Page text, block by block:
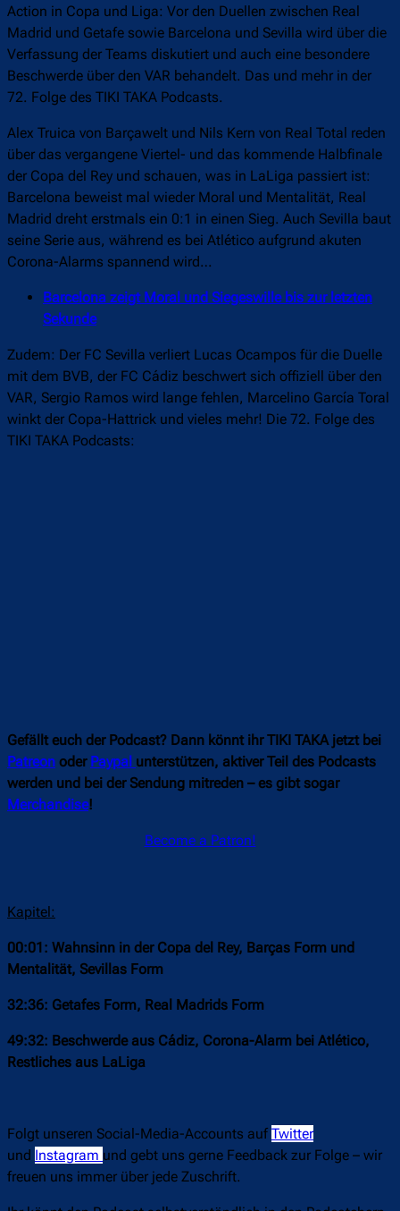
Action in Copa und Liga: Vor den Duellen zwischen Real
Madrid und Getafe sowie Barcelona und Sevilla wird über die
Verfassung der Teams diskutiert und auch eine besondere
Beschwerde über den VAR behandelt. Das und mehr in der
72. Folge des TIKI TAKA Podcasts.
Alex Truica von Barçawelt und Nils Kern von Real Total reden
über das vergangene Viertel- und das kommende Halbfinale
der Copa del Rey und schauen, was in LaLiga passiert ist:
Barcelona beweist mal wieder Moral und Mentalität, Real
Madrid dreht erstmals ein 0:1 in einen Sieg. Auch Sevilla baut
seine Serie aus, während es bei Atlético aufgrund akuten
Corona-Alarms spannend wird…
Barcelona zeigt Moral und Siegeswille bis zur letzten
Sekunde
Zudem: Der FC Sevilla verliert Lucas Ocampos für die Duelle
mit dem BVB, der FC Cádiz beschwert sich offiziell über den
VAR, Sergio Ramos wird lange fehlen, Marcelino García Toral
winkt der Copa-Hattrick und vieles mehr! Die 72. Folge des
TIKI TAKA Podcasts:
Gefällt euch der Podcast? Dann könnt ihr TIKI TAKA jetzt bei
Patreon oder Paypal unterstützen, aktiver Teil des Podcasts
werden und bei der Sendung mitreden – es gibt sogar
Merchandise!
Become a Patron!
Kapitel:
00:01: Wahnsinn in der Copa del Rey, Barças Form und
Mentalität, Sevillas Form
32:36: Getafes Form, Real Madrids Form
49:32: Beschwerde aus Cádiz, Corona-Alarm bei Atlético,
Restliches aus LaLiga
Folgt unseren Social-Media-Accounts auf Twitter
und Instagram und gebt uns gerne Feedback zur Folge – wir
freuen uns immer über jede Zuschrift.